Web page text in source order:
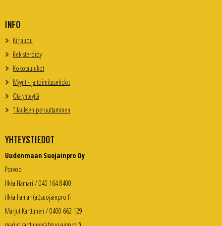
INFO
Kirjaudu
Rekisteröidy
Kokotaulukot
Myynti- ja toimitusehdot
Ota yhteyttä
Tilauksen peruuttaminen
YHTEYSTIEDOT
Uudenmaan Suojainpro Oy
Porvoo
Ilkka Hämäri / 040 164 8400
ilkka.hamari(at)suojainpro.fi
Marjut Karttunen / 0400 662 129